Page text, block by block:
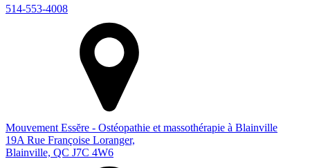
514-553-4008
Mouvement Essĕre - Ostéopathie et massothérapie à Blainville
19A Rue Françoise Loranger,
Blainville, QC J7C 4W6